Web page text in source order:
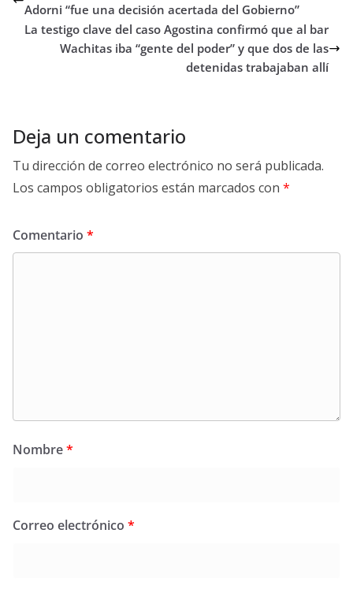
Adorni “fue una decisión acertada del Gobierno”
La testigo clave del caso Agostina confirmó que al bar
Wachitas iba “gente del poder” y que dos de las
detenidas trabajaban allí
Deja un comentario
Tu dirección de correo electrónico no será publicada.
Los campos obligatorios están marcados con *
Comentario *
Nombre*
Correo electrónico *